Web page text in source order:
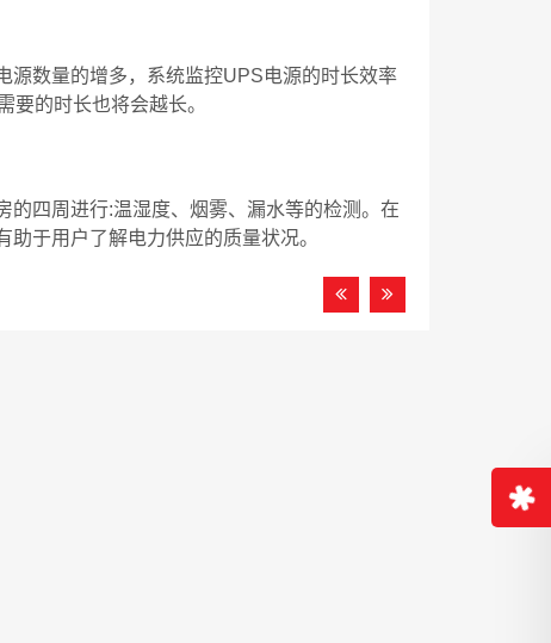
源数量的增多，系统监控UPS电源的时长效率
的时长也将会越长。
四周进行:温湿度、烟雾、漏水等的检测。在
于用户了解电力供应的质量状况。